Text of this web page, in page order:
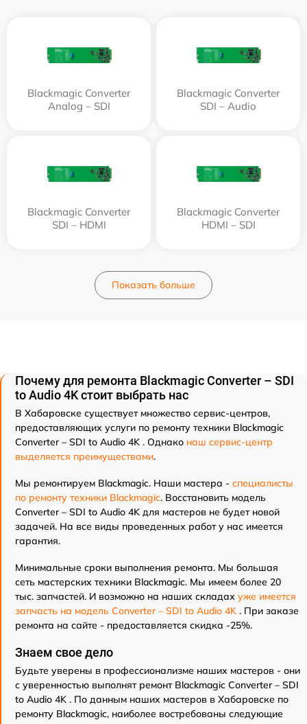
Blackmagic Converter
Analog – SDI
Blackmagic Converter
SDI – Audio
Blackmagic Converter
SDI – HDMI
Blackmagic Converter
HDMI – SDI
Показать больше
Почему для ремонта Blackmagic Converter – SDI
to Audio 4K стоит выбрать нас
В Хабаровске существует множество сервис-центров,
предоставляющих услуги по ремонту техники Blackmagic
Converter – SDI to Audio 4K . Однако наш сервис-центр
выделяется преимуществами.
Мы ремонтируем Blackmagic. Наши мастера - специалисты
по ремонту техники Blackmagic. Восстановить модель
Converter – SDI to Audio 4K для мастеров не будет новой
задачей. На все виды проведенных работ у нас имеется
гарантия.
Минимальные сроки выполнения ремонта. Мы большая
сеть мастерских техники Blackmagic. Мы имеем более 20
тыс. запчастей. И возможно на наших складах уже имеется
запчасть на модель Converter – SDI to Audio 4K . При заказе
ремонта на сайте - предоставляется скидка -25%.
Знаем свое дело
Будьте уверены в профессионализме наших мастеров - они
с уверенностью выполнят ремонт Blackmagic Converter – SDI
to Audio 4K . По данным наших мастеров в Хабаровске по
ремонту Blackmagic, наиболее востребованы следующие